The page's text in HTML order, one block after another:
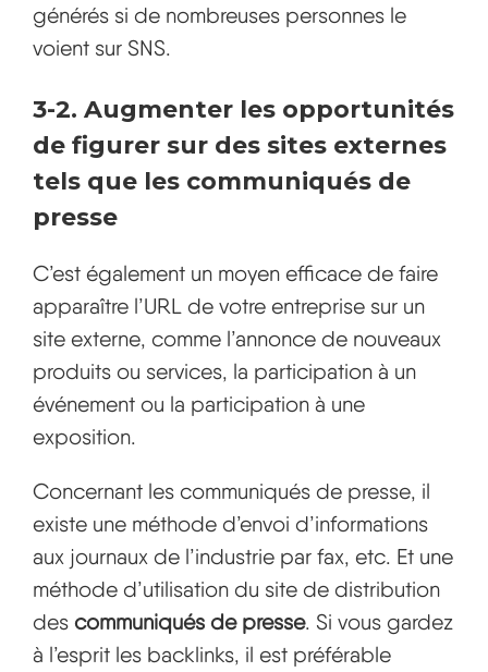
générés si de nombreuses personnes le
voient sur SNS.
3-2. Augmenter les opportunités
de figurer sur des sites externes
tels que les communiqués de
presse
C’est également un moyen efficace de faire
apparaître l’URL de votre entreprise sur un
site externe, comme l’annonce de nouveaux
produits ou services, la participation à un
événement ou la participation à une
exposition.
Concernant les communiqués de presse, il
existe une méthode d’envoi d’informations
aux journaux de l’industrie par fax, etc. Et une
méthode d’utilisation du site de distribution
des communiqués de presse. Si vous gardez
à l’esprit les backlinks, il est préférable